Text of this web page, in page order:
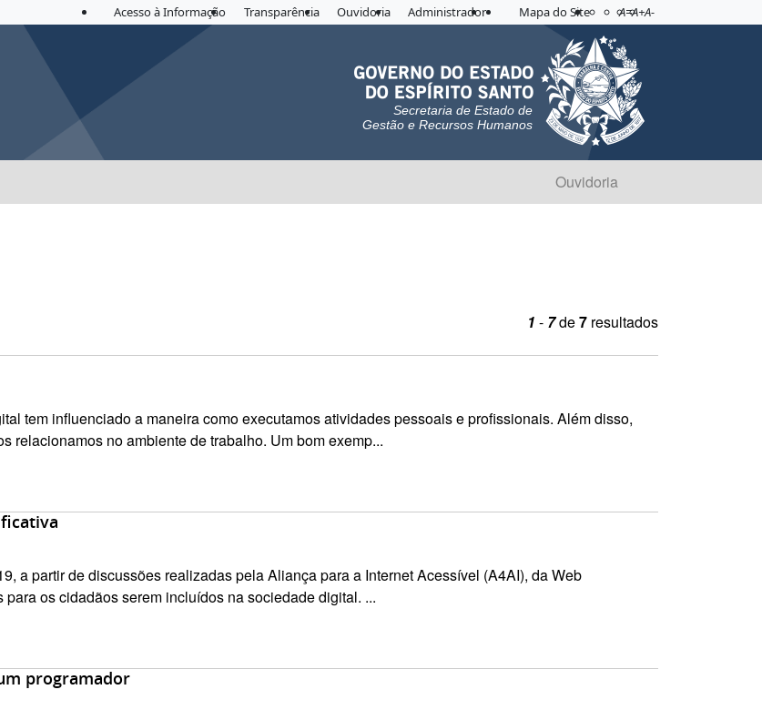
Acesso à Informação Transparência Ouvidoria Administrador Mapa do Site Acessibilidade
Aplicar contraste
A=A+A-
Secretaria de Estado de
Gestão e Recursos Humanos
Ouvidoria
1 - 7de7 resultados
tem influenciado a maneira como executamos atividades pessoais e profissionais. Além disso,
relacionamos no ambiente de trabalho. Um bom exemp...
a partir de discussões realizadas pela Aliança para a Internet Acessível (A4AI), da Web
os cidadãos serem incluídos na sociedade digital. ...
programador